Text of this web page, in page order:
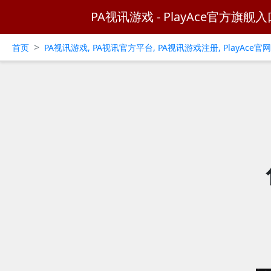
PA视讯游戏 - PlayAce官方旗舰入
首页 > PA视讯游戏, PA视讯官方平台, PA视讯游戏注册, PlayAce官